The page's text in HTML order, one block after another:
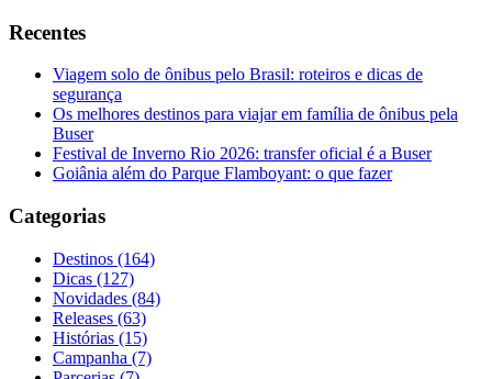
Recentes
Viagem solo de ônibus pelo Brasil: roteiros e dicas de
segurança
Os melhores destinos para viajar em família de ônibus pela
Buser
Festival de Inverno Rio 2026: transfer oficial é a Buser
Goiânia além do Parque Flamboyant: o que fazer
Categorias
Destinos (164)
Dicas (127)
Novidades (84)
Releases (63)
Histórias (15)
Campanha (7)